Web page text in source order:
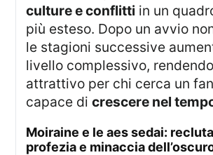
culture e conflitti in un
più esteso. Dopo un avvio
le stagioni successive
livello complessivo,
attrattivo per chi cerca un
capace dicrescere nel
moiraine e le aes sedai: reclutamento,
profezia e minaccia